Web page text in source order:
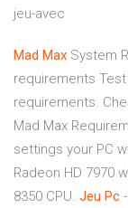
jeu-avec
Mad Max System
requirements
requirements.
Mad Max
settings your PC
Radeon HD 7970
8350 CPU. Jeu Pc -